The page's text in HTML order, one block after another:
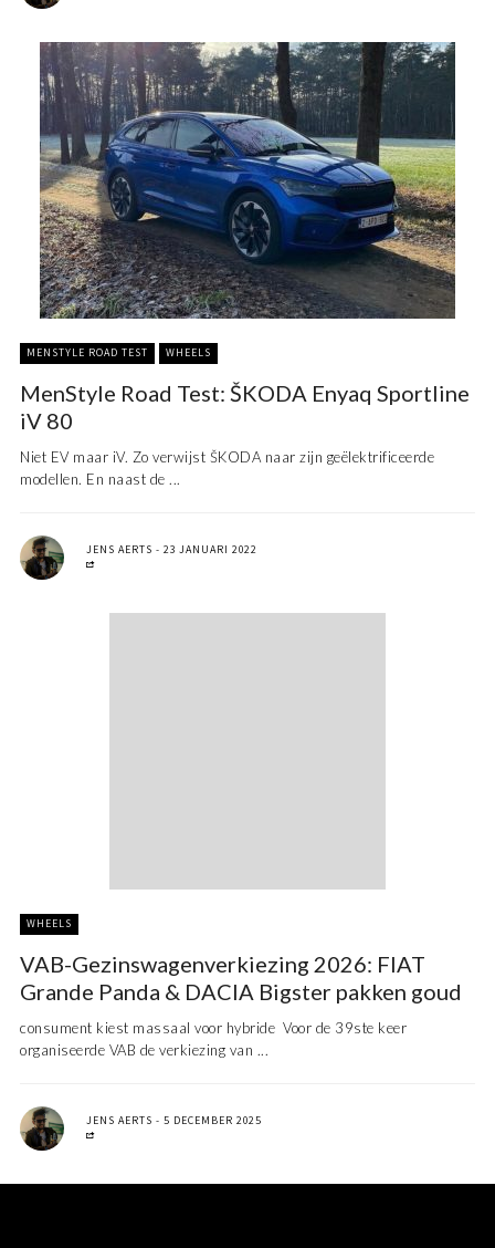
MENSTYLE ROAD TEST WHEELS
MenStyle Road Test: ŠKODA Enyaq Sportline
iV 80
Niet EV maar iV. Zo verwijst ŠKODA naar zijn geëlektrificeerde
modellen. En naast de ...
JENS AERTS 23 JANUARI 2022
WHEELS
VAB-Gezinswagenverkiezing 2026: FIAT
Grande Panda & DACIA Bigster pakken goud
consument kiest massaal voor hybride Voor de 39ste keer
organiseerde VAB de verkiezing van ...
JENS AERTS 5 DECEMBER 2025